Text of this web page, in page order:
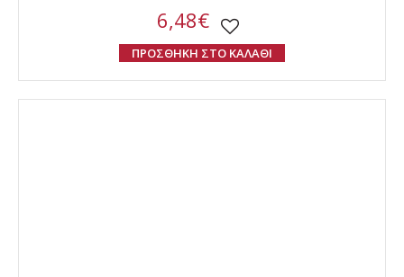
6,48€
ΠΡΟΣΘΗΚΗ ΣΤΟ ΚΑΛΑΘΙ